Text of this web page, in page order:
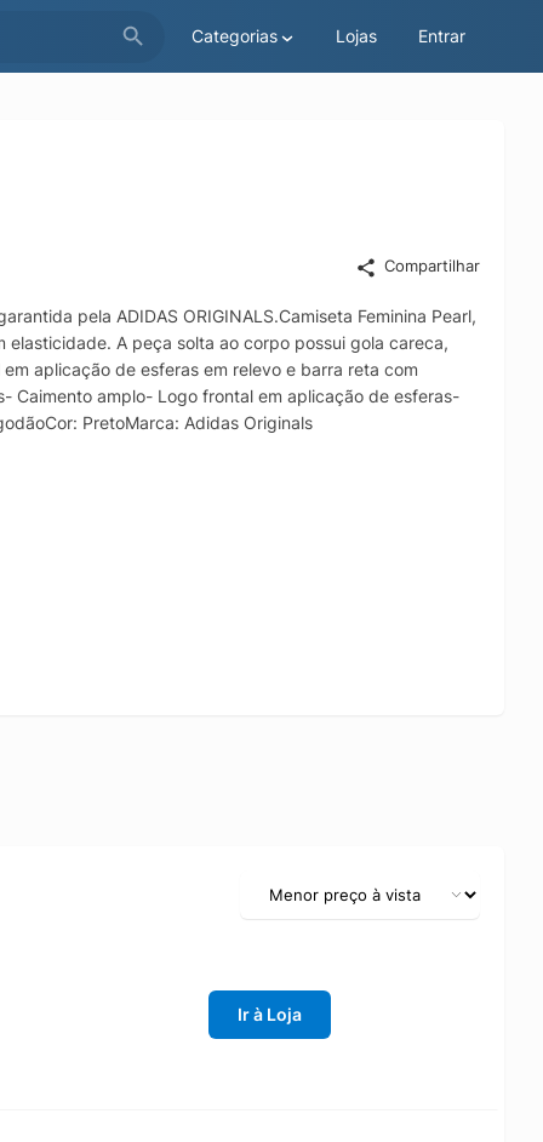
Categorias Lojas Entrar
Compartilhar
pela ADIDAS ORIGINALS.Camiseta Feminina Pearl,
A peça solta ao corpo possui gola careca,
aplicação de esferas em relevo e barra reta com
Caimento amplo- Logo frontal em aplicação de esferas-
PretoMarca: Adidas Originals
Ir à Loja